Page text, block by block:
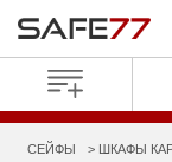
СЕЙФЫ ШКАФЫ